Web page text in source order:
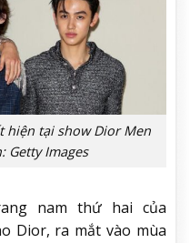
hiện tại show Dior Men
Getty Images
nam thứ hai của
Dior, ra mắt vào mùa